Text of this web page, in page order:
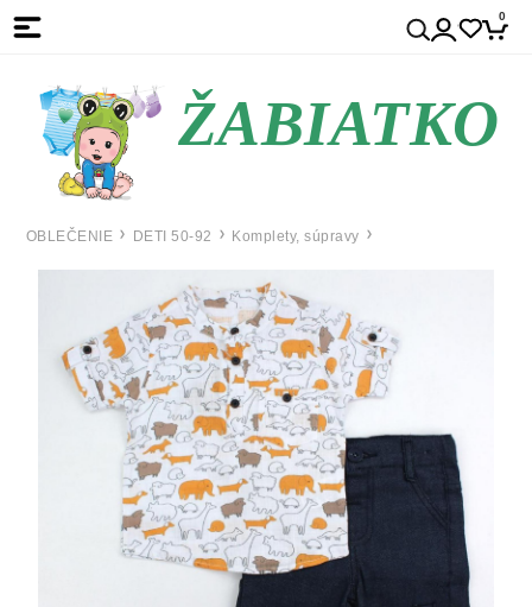
0
ŽABIATKO
OBLEČENIE DETI 50-92 Komplety, súpravy